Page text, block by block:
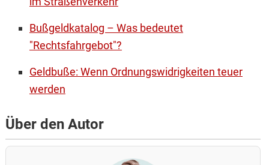
Bußgeldkatalog – Was bedeutet
"Rechtsfahrgebot"?
Geldbuße: Wenn Ordnungswidrigkeiten teuer
werden
Über den Autor